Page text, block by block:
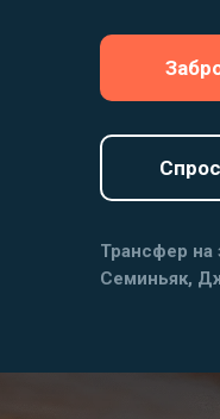
Трансфер на
Семиньяк,